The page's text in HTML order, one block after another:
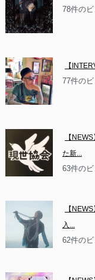
78件の
【
77件の
【
た新...
63件の
【
入...
62件の